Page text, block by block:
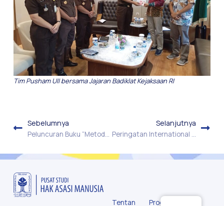
Tim Pusham UII bersama Jajaran Badiklat Kejaksaan RI
Sebelumnya
Peluncuran Buku “Metodologi Hukum HAM: Nalar, Praktik, dan Tantangannya dalam Sistem Peradilan Indonesia”
Selanjutnya
Peringatan International Women’s Day 2024. Diskusi “Kondisi dan Urgensi Advokasi Hak-Hak Perempuan di Indonesia”
Tentan Progra